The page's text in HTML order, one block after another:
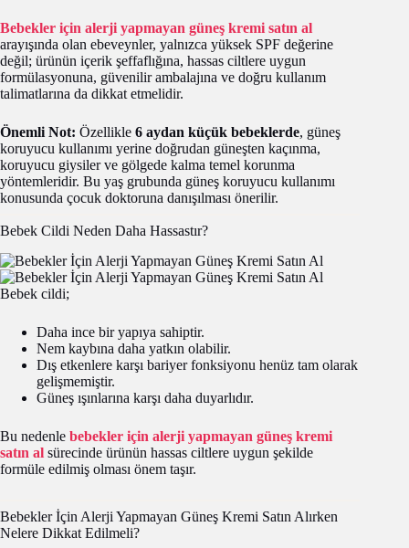
Bebekler için alerji yapmayan güneş kremi satın al
arayışında olan ebeveynler, yalnızca yüksek SPF değerine
değil; ürünün içerik şeffaflığına, hassas ciltlere uygun
formülasyonuna, güvenilir ambalajına ve doğru kullanım
talimatlarına da dikkat etmelidir.
Önemli Not: Özellikle 6 aydan küçük bebeklerde, güneş
koruyucu kullanımı yerine doğrudan güneşten kaçınma,
koruyucu giysiler ve gölgede kalma temel korunma
yöntemleridir. Bu yaş grubunda güneş koruyucu kullanımı
konusunda çocuk doktoruna danışılması önerilir.
Bebek Cildi Neden Daha Hassastır?
Bebek cildi;
Daha ince bir yapıya sahiptir.
Nem kaybına daha yatkın olabilir.
Dış etkenlere karşı bariyer fonksiyonu henüz tam olarak
gelişmemiştir.
Güneş ışınlarına karşı daha duyarlıdır.
Bu nedenle bebekler için alerji yapmayan güneş kremi
satın al sürecinde ürünün hassas ciltlere uygun şekilde
formüle edilmiş olması önem taşır.
Bebekler İçin Alerji Yapmayan Güneş Kremi Satın Alırken
Nelere Dikkat Edilmeli?